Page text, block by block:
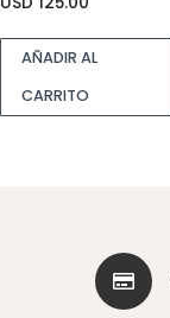
AÑADIR AL
CARRITO